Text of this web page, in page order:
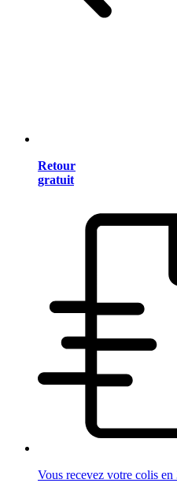
Retour
gratuit
Vous recevez votre colis en